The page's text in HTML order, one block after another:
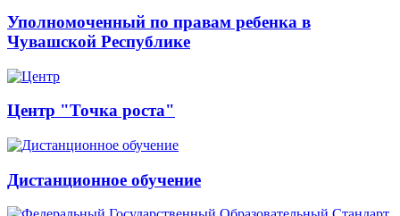
Уполномоченный по правам ребенка в
Чувашской Республике
Центр "Точка роста"
Дистанционное обучение